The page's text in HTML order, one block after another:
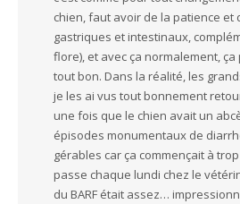
chien, faut avoir de la patience et
gastriques et intestinaux,
flore), et avec ça normalement, ça
tout bon. Dans la réalité, les
je les ai vus tout bonnement
une fois que le chien avait un
épisodes monumentaux de
gérables car ça commençait à
passe chaque lundi chez le
du BARF était assez…